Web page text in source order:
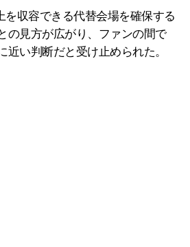
を収容できる代替会場を確保する
の見方が広がり、ファンの間で
近い判断だと受け止められた。